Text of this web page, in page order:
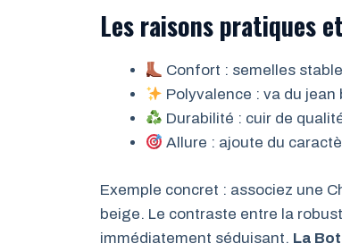
Les raisons pratiques
Confort : semelles
Polyvalence : va du jean
Durabilité : cuir de
Allure : ajoute du
Exemple concret : associez une
beige. Le contraste entre la
immédiatement séduisant. La